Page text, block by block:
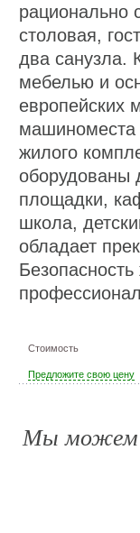
рационально
столовая,
два санузла.
мебелью и
европейских
машиноместа
жилого
оборудованы
площадки,
школа,
обладает
Стоимость
Предложите свою цену
Мы можем